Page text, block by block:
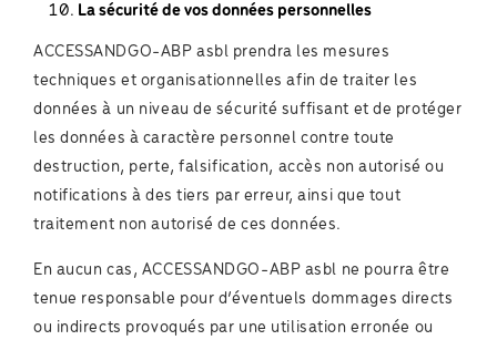
La sécurité de vos données personnelles
ACCESSANDGO-ABP asbl prendra les mesures
techniques et organisationnelles afin de traiter les
données à un niveau de sécurité suffisant et de protéger
les données à caractère personnel contre toute
destruction, perte, falsification, accès non autorisé ou
notifications à des tiers par erreur, ainsi que tout
traitement non autorisé de ces données.
En aucun cas, ACCESSANDGO-ABP asbl ne pourra être
tenue responsable pour d’éventuels dommages directs
ou indirects provoqués par une utilisation erronée ou